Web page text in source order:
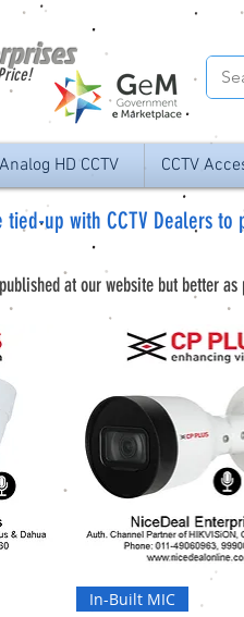
Analog HD CCTV CCTV
tied-up with CCTV Dealers to
at our website but better
त्वरित दृश्य
In-Built MIC